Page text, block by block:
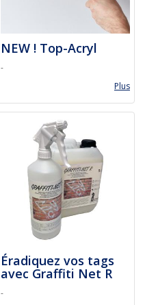
NEW ! Top-Acryl
-
Plus
Éradiquez vos tags
avec Graffiti Net R
-